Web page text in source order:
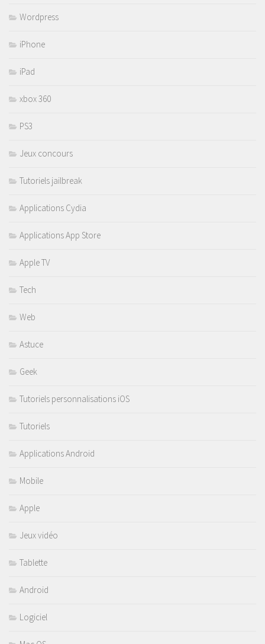
Wordpress
iPhone
iPad
xbox 360
PS3
Jeux concours
Tutoriels jailbreak
Applications Cydia
Applications App Store
Apple TV
Tech
Web
Astuce
Geek
Tutoriels personnalisations iOS
Tutoriels
Applications Android
Mobile
Apple
Jeux vidéo
Tablette
Android
Logiciel